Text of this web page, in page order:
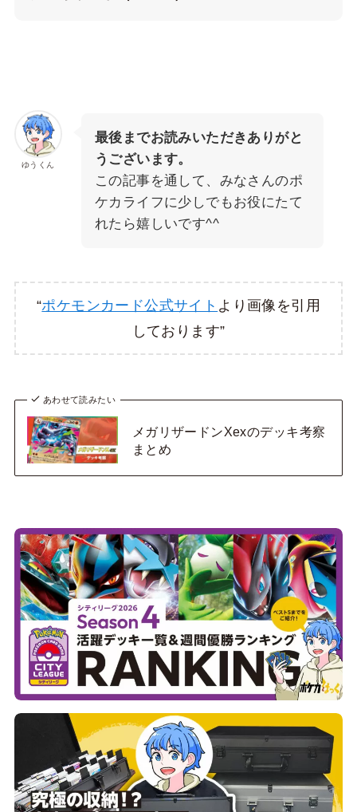
ゆうくん
最後までお読みいただきありがと
うございます。
この記事を通して、みなさんのポ
ケカライフに少しでもお役にたて
れたら嬉しいです^^
“ポケモンカード公式サイト より画像を引用
しております”
あわせて読みたい
メガリザードンXexのデッキ考察
まとめ